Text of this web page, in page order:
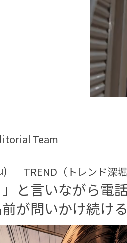
Team
TREND（トレンド深堀
」と言いながら
が問いかけ続け